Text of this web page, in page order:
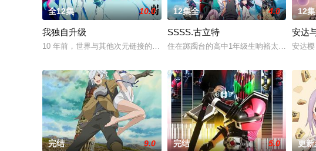
全12集 10.0
我独自升级
10 年前，世界与其他次元链接的“门”被打开，各种魔物不断出现，于是乎能力各
12集全 4.0
SSSS.古立特
住在踯躅台的高中1年级生响裕太，某天醒
12
安达
安达
完结 9.0 完结 5.0 更